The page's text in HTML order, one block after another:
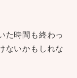
た時間も終わっ
ないかもしれな